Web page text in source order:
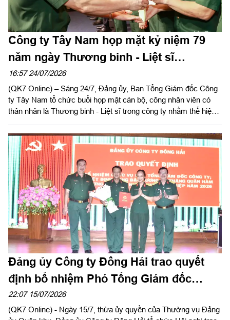
thân nhân là Thương binh - Liệt sĩ trong công ty nhằm thể hiện
sự tri ân, ghi nhớ công lao to lớn của các anh hùng liệt sĩ và
thương binh, bệnh binh nhân kỷ niệm 79 năm ngày Thương
binh - Liệt sĩ (27/7/1947 – 27/7/2026).
Đảng ủy Công ty Đông Hải trao quyết
định bổ nhiệm Phó Tổng Giám đốc
Công ty
22:07 15/07/2026
(QK7 Online) - Ngày 15/7, thừa ủy quyền của Thường vụ Đảng
ủy Quân khu, Đảng ủy Công ty Đông Hải tổ chức Hội nghị trao
quyết định bổ nhiệm cán bộ. Đại tá Lê Văn Tuấn, Bí thư Đảng
ủy, Chủ tịch Công ty chủ trì hội nghị.